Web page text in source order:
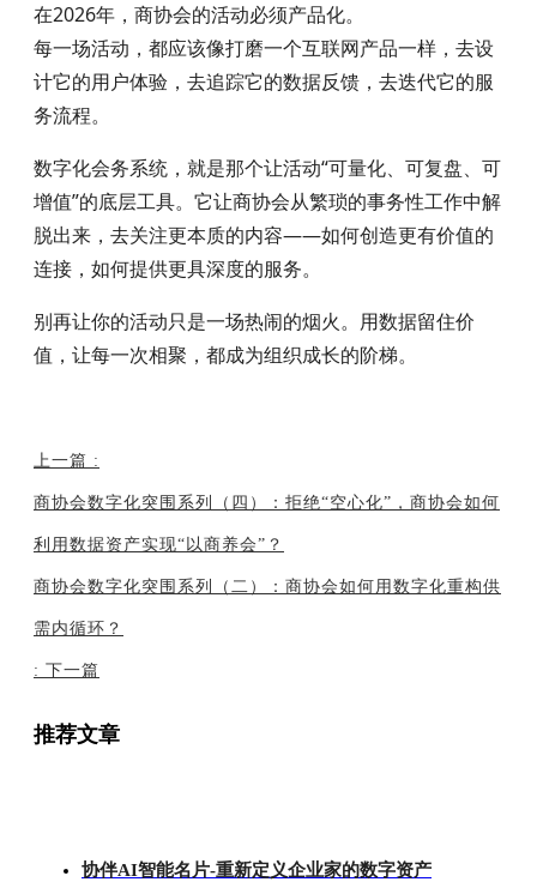
在2026年，商协会的活动必须产品化。
每一场活动，都应该像打磨一个互联网产品一样，去设
计它的用户体验，去追踪它的数据反馈，去迭代它的服
务流程。
数字化会务系统，就是那个让活动“可量化、可复盘、可
增值”的底层工具。它让商协会从繁琐的事务性工作中解
脱出来，去关注更本质的内容——如何创造更有价值的
连接，如何提供更具深度的服务。
别再让你的活动只是一场热闹的烟火。用数据留住价
值，让每一次相聚，都成为组织成长的阶梯。
上一篇 :
商协会数字化突围系列（四）：拒绝“空心化”，商协会如何
利用数据资产实现“以商养会”？
商协会数字化突围系列（二）：商协会如何用数字化重构供
需内循环？
: 下一篇
推荐文章
协伴AI智能名片-重新定义企业家的数字资产